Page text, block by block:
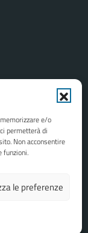
e/o
permetterà di
Non acconsentire
funzioni.
le preferenze